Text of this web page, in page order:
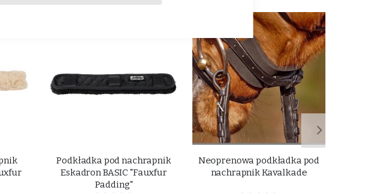
Podkładka pod nachrapnik
Eskadron BASIC "Fauxfur
Padding"
Neoprenowa podkładka pod
nachrapnik Kavalkade